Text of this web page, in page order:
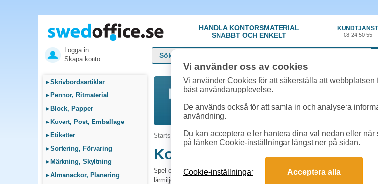
HANDLA KONTORSMATERIAL
SNABBT OCH ENKELT
KUNDTJÄNST
08-24 50 55
Logga in
Skapa konto
▸Skrivbordsartiklar
▸ Pennor, Ritmaterial
▸ Block, Papper
▸ Kuvert, Post, Emballage
▸ Etiketter
▸Sortering, Förvaring
▸ Märkning, Skyltning
▸Almanackor, Planering
Startsida »Skolsortiment»Spel/Spelkort
Kortlekar & spel
Spel och spelkort är underhållande aktiviteter som används i skolor för att
lärmiljö och gör lektioner mer engagerande och minnesrika. Beställ spel och
Vi använder oss av cookies
Vi använder Cookies för att säkerställa att webbplatsen
bäst användarupplevelse.
De används också för att samla in och analysera
användning.
Du kan acceptera eller hantera dina val nedan eller när
på länken Cookie-inställningar längst ner på sidan.
Cookie-inställningar Acceptera alla